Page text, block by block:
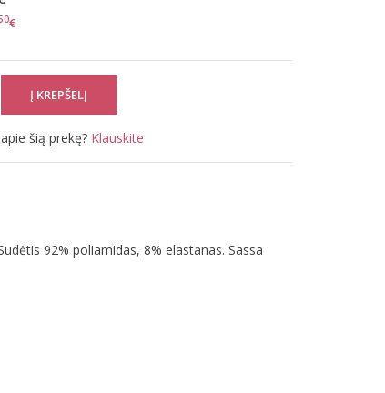
€
šią prekę? Klauskite
92% poliamidas, 8% elastanas. Sassa